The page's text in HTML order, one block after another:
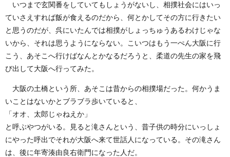
いつまで玄関番をしていてもしょうがないし、相撲社会にはいっ
ていさえすれば飯が食えるのだから、何とかしてその方に行きたい
と思うのだが、呉にいたんでは相撲がしょっちゅうあるわけじゃな
いから、それは思うようにならない。こいつはもう一ぺん大阪に行
こう、あそこへ行けばなんとかなるだろうと、柔道の先生の家を飛
び出して大阪へ行ってみた。
大阪の土橋という所、あそこは昔からの相撲場だった。何かうま
いことはないかとブラブラ歩いていると、
「オオ、太郎じゃねえか」
と呼ぶやつがいる。見ると滝さんという、昔子供の時分にいっしょ
にやった呼出でそれが大阪へ来て世話人になっている。その滝さん
は、後に年寄湊由良右衛門になった人だ。